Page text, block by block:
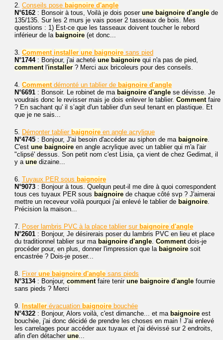
2. Conseils pose baignoire d'angle
N°6162 : Bonsoir à tous, Voilà je dois poser une baignoire d'angle de
135/135. Sur les 2 murs je vais poser 2 tasseaux de bois. Mes
questions : 1) Est-ce que les tasseaux doivent toucher le rebord
inférieur de la baignoire (et donc...
3. Comment installer une baignoire sans pied
N°1744: Bonjour, j'ai acheté une baignoire qui n'a pas de pied,
commentl'installer ? Merci aux bricoleurs pour des conseils.
4. Commentdémonté un tablier de baignoire d'angle
N°6691 : Bonsoir. Le robinet de ma baignoire d'angle se dévisse. Je
voudrais donc le revisser mais je dois enlever le tablier. Commentfaire
? En sachant qu' il s’agit d'un tablier d'un seul tenant en plastique. Et
que je ne sais...
5. Démonter tablier baignoire en angle acrylique
N°4745 : Bonjour, J'ai besoin d'accéder au siphon de ma baignoire.
C'est une baignoire en angle acrylique avec un tablier qui m'a l'air
"clipsé' dessus. Son petit nom c'est Lisia, ça vient de chez Gedimat, il
y a une dizaine...
6. Tuyaux PER sous baignoire
N°9073 : Bonjour à tous. Quelqun peut-il me dire à quoi correspondent
tous ces tuyaux PER sous baignoire de chaque côté svp ? J'aimerai
mettre un receveur voilà pourquoi j'ai enlevé le tablier de baignoire.
Précision la maison...
7. Poser lambris PVC à la place tablier sur baignoire d'angle
N°2601 : Bonjour, Je désirerais poser du lambris PVC en lieu et place
du traditionnel tablier sur ma baignoire d'angle. Commentdois-je
procéder pour, en plus, donner l'impression que la baignoire soit
encastrée ? Dois-je poser...
8. Fixer une baignoire d'angle sans pieds
N°3134: Bonjour, commentfaire tenir une baignoire d'angle fournie
sans pieds ? Merci
9. Installer évacuation baignoire bouchée
N°4322 : Bonjour, Alors voilà, c'est dimanche... et ma baignoire est
bouchée, j'ai donc décidé de prendre les choses en main ! J'ai enlevé
les carrelages pour accéder aux tuyaux et j'ai dévissé sur 2 endroits,
afin d'en détacher une...